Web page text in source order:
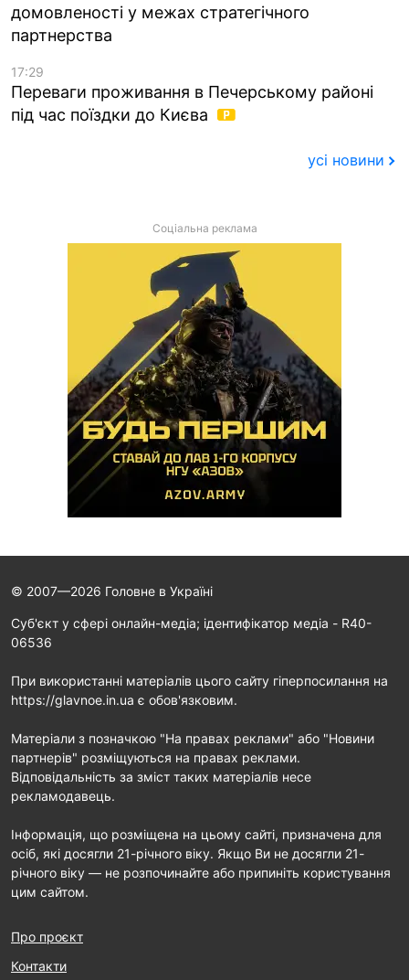
домовленості у межах стратегічного
партнерства
17:29
Переваги проживання в Печерському районі
під час поїздки до Києва
усі новини
Соціальна реклама
© 2007—2026 Головне в Україні
Cуб'єкт у сфері онлайн-медіа; ідентифікатор медіа - R40-
06536
При використанні матеріалів цього сайту гіперпосилання на
https://glavnoe.in.ua є обов'язковим.
Матеріали з позначкою "На правах реклами" або "Новини
партнерів" розміщуються на правах реклами.
Відповідальність за зміст таких матеріалів несе
рекламодавець.
Інформація, що розміщена на цьому сайті, призначена для
осіб, які досягли 21-річного віку. Якщо Ви не досягли 21-
річного віку — не розпочинайте або припиніть користування
цим сайтом.
Про проєкт
Контакти